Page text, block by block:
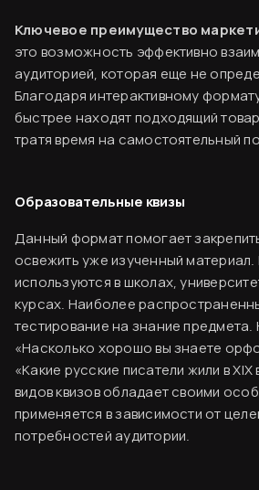
Ключевое преимущество
это возможность эффективно
аудиторией, которая еще не
Благодаря интерактивному
быстрее находят подходящий
тратя время на самостоятельный
Образовательные квизы
Данный формат помогает
освежить уже изученный
используются в школах,
курсах. Наиболее
тестирование на знание
«Насколько хорошо вы знаете
«Какие русские писатели жили в
видов квизов обладает своими
применяется в зависимости от
потребностей аудитории.